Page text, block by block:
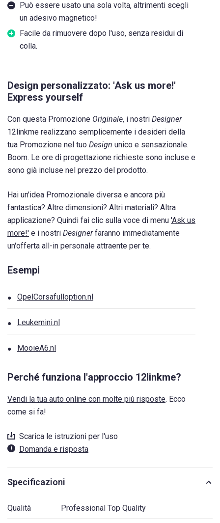
Può essere usato una sola volta, altrimenti scegli
un adesivo magnetico!
Facile da rimuovere dopo l'uso, senza residui di
colla.
Design personalizzato: 'Ask us more!'
Express yourself
Con questa Promozione Originale, i nostri Designer
12linkme realizzano semplicemente i desideri della
tua Promozione nel tuo Design unico e sensazionale.
Boom. Le ore di progettazione richieste sono incluse e
sono già incluse nel prezzo del prodotto.
Hai un'idea Promozionale diversa e ancora più
fantastica? Altre dimensioni? Altri materiali? Altra
applicazione? Quindi fai clic sulla voce di menu 'Ask us
more!' e i nostri Designerfaranno immediatamente
un'offerta all-in personale attraente per te.
Esempi
OpelCorsafulloption.nl
Leukemini.nl
MooieA6.nl
Perché funziona l'approccio 12linkme?
Vendi la tua auto online con molte più risposte. Ecco
come si fa!
Scarica le istruzioni per l'uso
Domanda e risposta
Specificazioni
Qualità Professional Top Quality